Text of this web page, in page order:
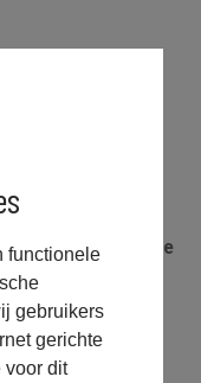
functionele
gebruikers
gerichte
voor dit
betekent het in de